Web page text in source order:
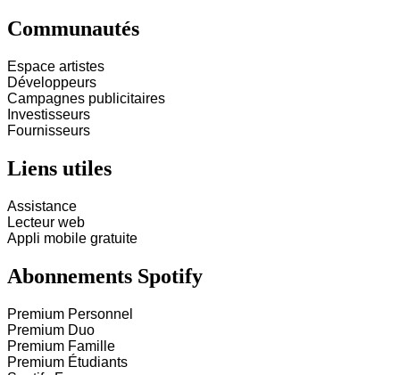
Communautés
Espace artistes
Développeurs
Campagnes publicitaires
Investisseurs
Fournisseurs
Liens utiles
Assistance
Lecteur web
Appli mobile gratuite
Abonnements Spotify
Premium Personnel
Premium Duo
Premium Famille
Premium Étudiants